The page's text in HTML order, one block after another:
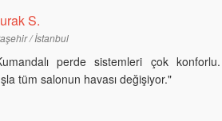
S.
/ İstanbul
perde sistemleri çok
tüm salonun havası değişiyor."